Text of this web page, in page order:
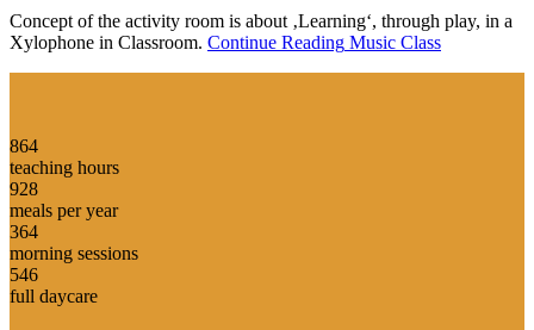
Concept of the activity room is about ‚Learning‘, through play, in a
Xylophone in Classroom. Continue Reading Music Class
864
teaching hours
928
meals per year
364
morning sessions
546
full daycare